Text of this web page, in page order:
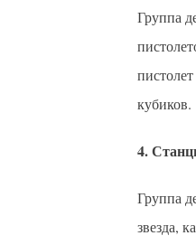
Группа
кубиков.
4.
Группа
звезда,